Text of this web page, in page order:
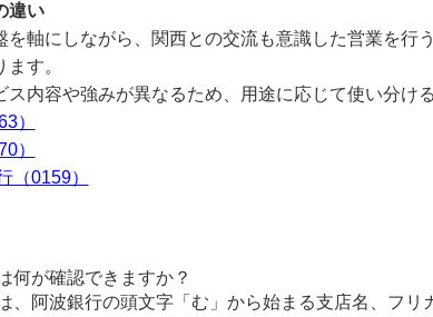
違い
を軸にしながら、関西との交流も意識した営業を行
す。
ス内容や強みが異なるため、用途に応じて使い分け
）
）
（0159）
何が確認できますか？
、阿波銀行の頭文字「む」から始まる支店名、フリ